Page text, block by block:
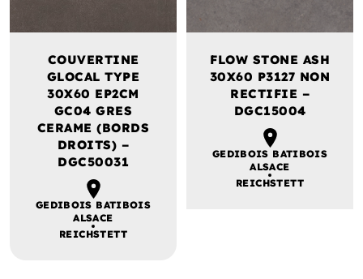
COUVERTINE
GLOCAL TYPE
30X60 EP2CM
GC04 GRES
CERAME (BORDS
DROITS) –
DGC50031
GEDIBOIS BATIBOIS
ALSACE
REICHSTETT
FLOW STONE ASH
30X60 P3127 NON
RECTIFIE –
DGC15004
GEDIBOIS BATIBOIS
ALSACE
REICHSTETT